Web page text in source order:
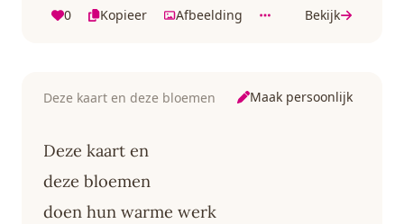
0 Kopieer Afbeelding Bekijk
Deze kaart en deze bloemen Maak persoonlijk
Deze kaart en
deze bloemen
doen hun warme werk